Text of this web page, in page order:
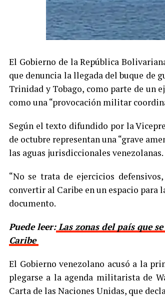
El Gobierno de la República
que denuncia la llegada del buque de
Trinidad y Tobago, como parte de un
como una “provocación militar
Según el texto difundido por la
de octubre representan una “grave
las aguas jurisdiccionales venezolanas.
“No se trata de ejercicios
convertir al Caribe en un espacio
documento.
Puede leer:Las zonas del país que
Caribe
El Gobierno venezolano acusó a la
plegarse a la agenda militarista de
Carta de las Naciones Unidas, que